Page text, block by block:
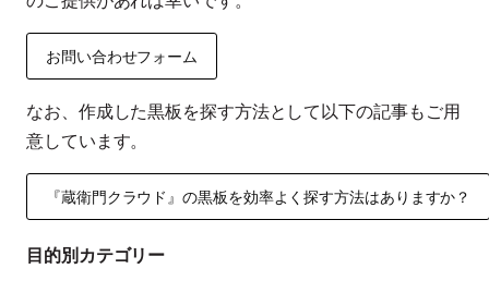
目的別カテゴリー
お問い合わせフォーム
なお、作成した黒板を探す方法として以下の記事もご用
意しています。
『蔵衛門クラウド』の黒板を効率よく探す方法はありますか？